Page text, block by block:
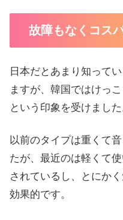
故障もなくコス
日本だとあまり知って
ますが、韓国ではけっ
という印象を受けました
以前のタイプは重くて
たが、最近のは軽くて
されているし、とにか
効果的です。